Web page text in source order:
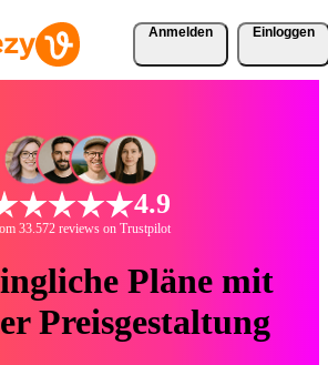
Anmelden Einloggen
4.9
33.572 reviews on Trustpilot
Pläne mit
Preisgestaltung